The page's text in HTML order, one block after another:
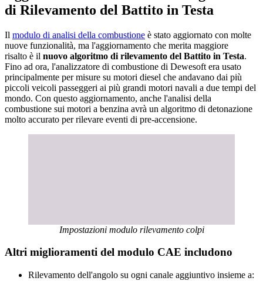
di Rilevamento del Battito in Testa
Il modulo di analisi della combustione è stato aggiornato con molte
nuove funzionalità, ma l'aggiornamento che merita maggiore
risalto è il nuovo algoritmo di rilevamento del Battito in Testa.
Fino ad ora, l'analizzatore di combustione di Dewesoft era usato
principalmente per misure su motori diesel che andavano dai più
piccoli veicoli passeggeri ai più grandi motori navali a due tempi del
mondo. Con questo aggiornamento, anche l'analisi della
combustione sui motori a benzina avrà un algoritmo di detonazione
molto accurato per rilevare eventi di pre-accensione.
Impostazioni modulo rilevamento colpi
Altri miglioramenti del modulo CAE includono
Rilevamento dell'angolo su ogni canale aggiuntivo insieme a: